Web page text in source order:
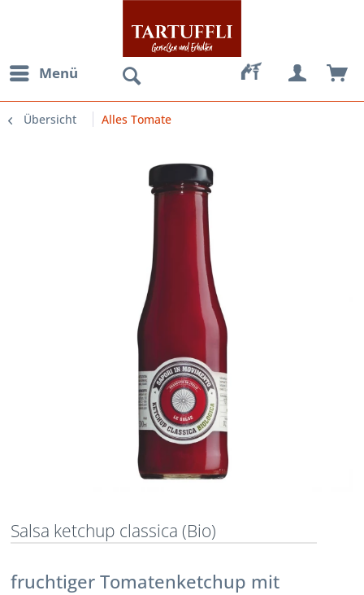
Menü
Übersicht Alles Tomate
Salsa ketchup classica (Bio)
fruchtiger Tomatenketchup mit